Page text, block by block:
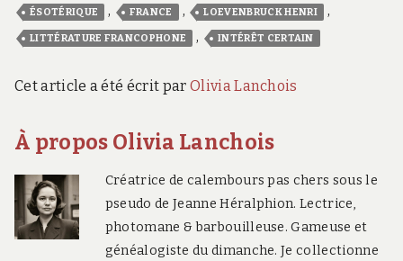
ÉSOTÉRIQUE , FRANCE , LOEVENBRUCK HENRI ,
LITTÉRATURE FRANCOPHONE , INTÉRÊT CERTAIN
Cet article a été écrit par Olivia Lanchois
À propos Olivia Lanchois
Créatrice de calembours pas chers sous le
pseudo de Jeanne Héralphion. Lectrice,
photomane & barbouilleuse. Gameuse et
généalogiste du dimanche. Je collectionne